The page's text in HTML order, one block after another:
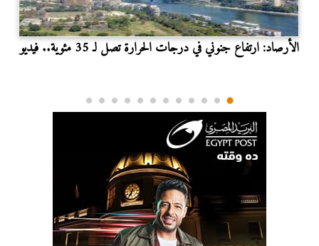
الأرصاد: ارتفاع جنوني في درجات الحرارة تصل لـ 35 مئوية.. فيديو